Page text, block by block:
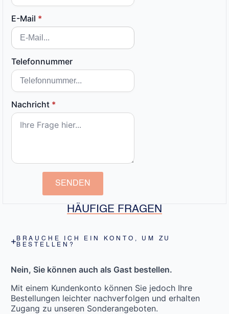
E-Mail *
Telefonnummer
Nachricht *
SENDEN
HÄUFIGE FRAGEN
BRAUCHE ICH EIN KONTO, UM ZU
BESTELLEN?
Nein, Sie können auch als Gast bestellen.
Mit einem Kundenkonto können Sie jedoch Ihre
Bestellungen leichter nachverfolgen und erhalten
Zugang zu unseren Sonderangeboten.